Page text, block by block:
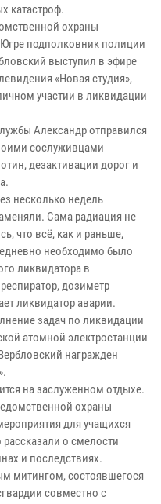
катастроф.
охраны
подполковник полиции
выступил в эфире
«Новая студия»,
участии в ликвидации
Александр отправился
сослуживцами
дезактивации дорог и
несколько недель
Сама радиация не
что всё, как и раньше,
необходимо было
ликвидатора в
дозиметр
ликвидатор аварии.
задач по ликвидации
атомной электростанции
награжден
на заслуженном отдыхе.
охраны
для учащихся
о смелости
и последствиях.
митингом, состоявшегося
совместно с